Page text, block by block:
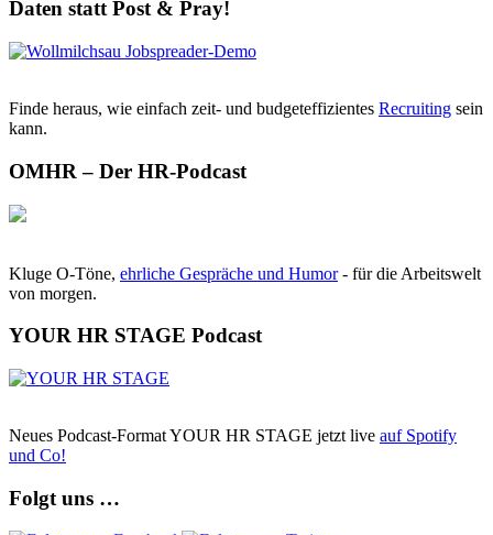
Daten statt Post & Pray!
Finde heraus, wie einfach zeit- und budgeteffizientes Recruiting sein
kann.
OMHR – Der HR-Podcast
Kluge O-Töne, ehrliche Gespräche und Humor- für die Arbeitswelt
von morgen.
YOUR HR STAGE Podcast
Neues Podcast-Format YOUR HR STAGE jetzt live auf Spotify
und Co!
Folgt uns …